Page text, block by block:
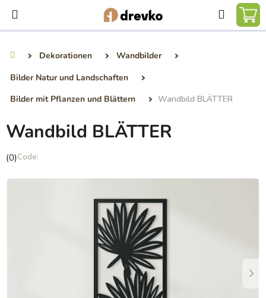
Inhalt
springen
Suchen
Dekorationen
Wandbilder
Bilder Natur und Landschaften
Bilder mit Pflanzen und Blättern
Wandbild BLÄTTER
Wandbild BLÄTTER
Die
Produktbewertung
(0)